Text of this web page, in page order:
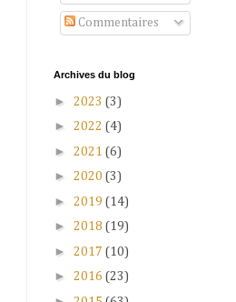
Commentaires
Archives du blog
► 2023 (3)
► 2022 (4)
► 2021 (6)
► 2020 (3)
► 2019 (14)
► 2018 (19)
► 2017 (10)
► 2016 (23)